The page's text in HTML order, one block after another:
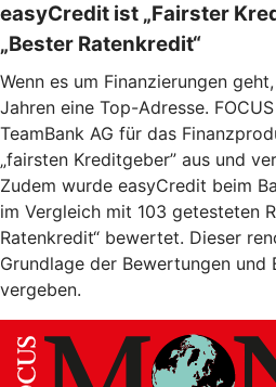
easyCredit ist „Fairster
„Bester Ratenkredit“
Wenn es um Finanzierungen
Jahren eine Top-Adresse.
TeamBank AG für das
„fairsten Kreditgeber” aus und
Zudem wurde easyCredit beim
im Vergleich mit 103 getesteten
Ratenkredit“ bewertet. Dieser
Grundlage der Bewertungen und
vergeben.